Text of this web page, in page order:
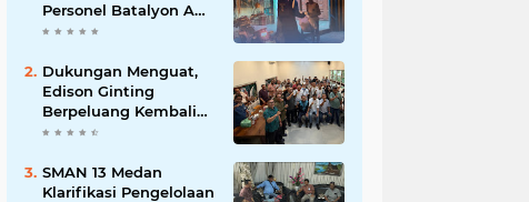
Personel Batalyon A
Pelopor Satuan
di Dini Hari Ramadhan
Dukungan Menguat,
Edison Ginting
Berpeluang Kembali
Pimpin Wartawan
SMAN 13 Medan
Klarifikasi Pengelolaan